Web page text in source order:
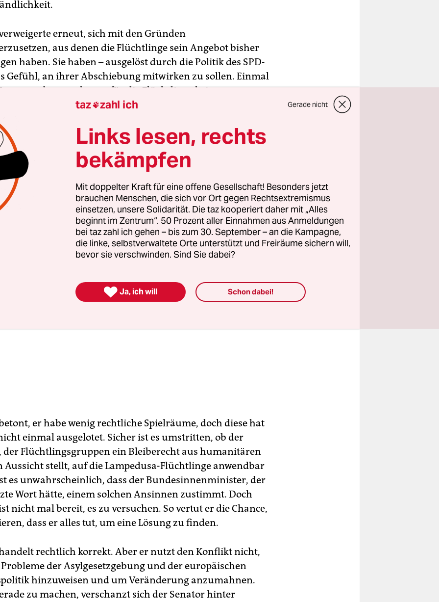
erneut, sich mit den Gründen
aus denen die Flüchtlinge sein Angebot bisher
haben. Sie haben – ausgelöst durch die Politik des SPD-
Gefühl, an ihrer Abschiebung mitwirken zu sollen. Einmal
betont, dass es für die Flüchtlinge keine
in Hamburg gebe. Dass noch einmal rechtsstaatlich
zu bekommen, ist kein Anreiz. Und wenn Neumann
Einzelfall“ werde sich „vielleicht“ etwas machen lassen,
aus, einen Flüchtling zur Mitarbeit zu bewegen. Ein
auf der Grundlage von Gesetzen, die geschrieben
Asylsuchende abzuschrecken? Wie kann das Ergebnis
konkrete Perspektive wäre notwendig, damit der
Bischöfin Kirsten Fehrs, die Flüchtlinge sollten sich auf die
einlassen, Früchte tragen kann.
er habe wenig rechtliche Spielräume, doch diese hat
einmal ausgelotet. Sicher ist es umstritten, ob der
der Flüchtlingsgruppen ein Bleiberecht aus humanitären
Aussicht stellt, auf die Lampedusa-Flüchtlinge anwendbar
es unwahrscheinlich, dass der Bundesinnenminister, der
Wort hätte, einem solchen Ansinnen zustimmt. Doch
nicht mal bereit, es zu versuchen. So vertut er die Chance,
dass er alles tut, um eine Lösung zu finden.
rechtlich korrekt. Aber er nutzt den Konflikt nicht,
der Asylgesetzgebung und der europäischen
hinzuweisen und um Veränderung anzumahnen.
zu machen, verschanzt sich der Senator hinter
taz zahl ich Gerade nicht
Links lesen, rechts
bekämpfen
Mit doppelter Kraft für eine offene Gesellschaft! Besonders jetzt
brauchen Menschen, die sich vor Ort gegen Rechtsextremismus
einsetzen, unsere Solidarität. Die taz kooperiert daher mit „Alles
beginnt im Zentrum“. 50 Prozent aller Einnahmen aus Anmeldungen
bei taz zahl ich gehen – bis zum 30. September – an die Kampagne,
die linke, selbstverwaltete Orte unterstützt und Freiräume sichern will,
bevor sie verschwinden. Sind Sie dabei?
 Ja, ich will Schon dabei!